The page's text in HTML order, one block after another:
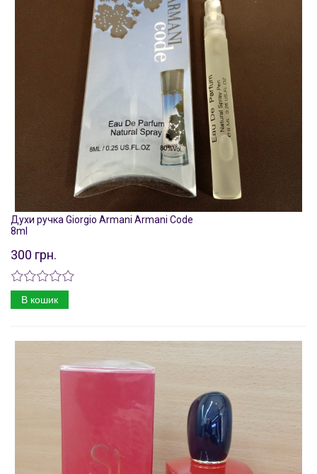
Духи ручка Giorgio Armani Armani Code
8ml
300 грн.
В кошик